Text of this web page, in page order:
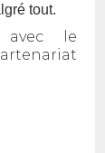
tout.
avec le